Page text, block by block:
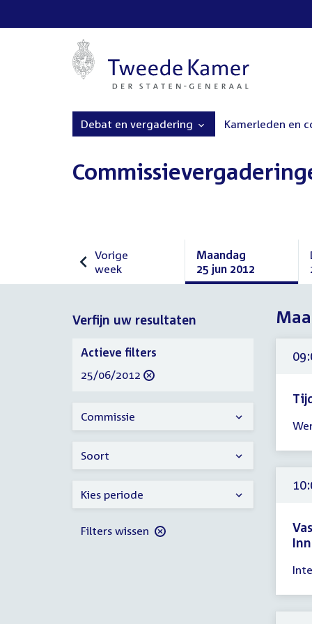
Debat en vergadering Kamerleden en
Vorige
week
Vorige
Maandag
25 jun 2012
Maandag
Verfijn uw resultaten
-
-
Verfijn
uw
resultaten
Actieve filters
verwijder
25/06/2012
Commissie
Soort
Kies periode
Filters wissen